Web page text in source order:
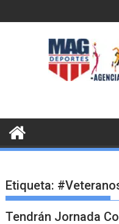
al
Etiqueta:
Tendrán Jornada